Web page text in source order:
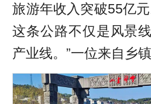
旅游年收入突破55亿元
这条公路不仅是风景
产业线。”一位来自乡